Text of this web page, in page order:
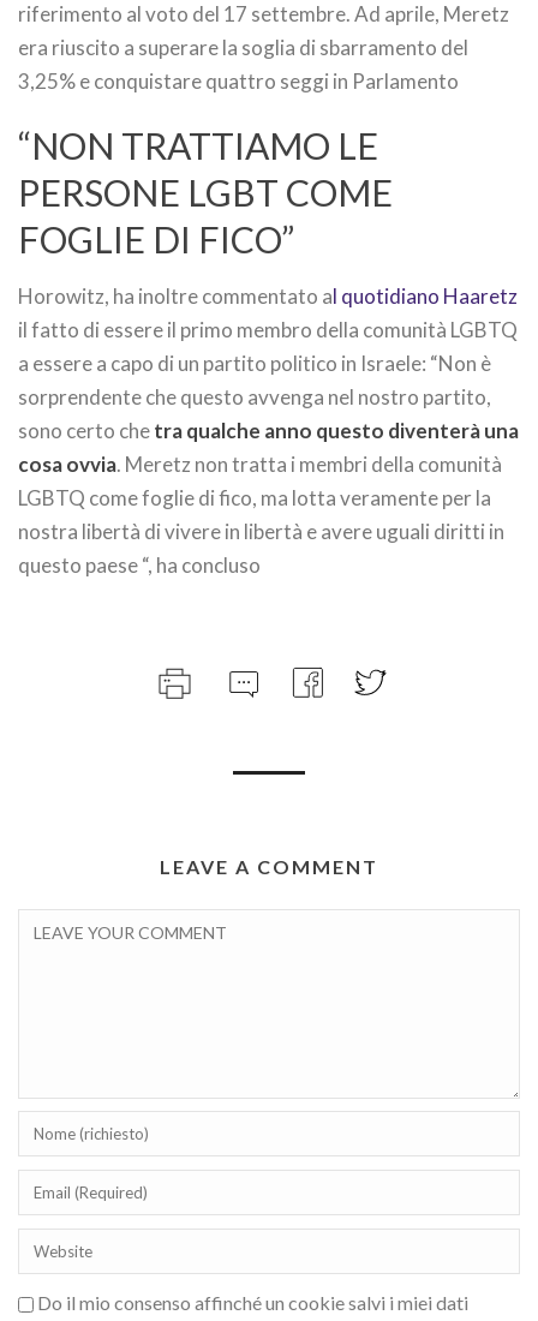
riferimento al voto del 17 settembre. Ad aprile, Meretz
era riuscito a superare la soglia di sbarramento del
3,25% e conquistare quattro seggi in Parlamento
“NON TRATTIAMO LE
PERSONE LGBT COME
FOGLIE DI FICO”
Horowitz, ha inoltre commentato al quotidiano Haaretz
il fatto di essere il primo membro della comunità LGBTQ
a essere a capo di un partito politico in Israele: “Non è
sorprendente che questo avvenga nel nostro partito,
sono certo chetra qualche anno questo diventerà una
cosa ovvia. Meretz non tratta i membri della comunità
LGBTQ come foglie di fico, ma lotta veramente per la
nostra libertà di vivere in libertà e avere uguali diritti in
questo paese “, ha concluso
LEAVE A COMMENT
Do il mio consenso affinché un cookie salvi i miei dati